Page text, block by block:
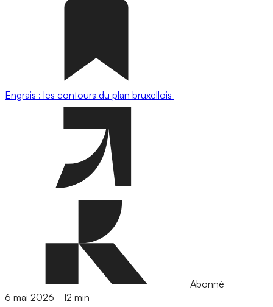
Engrais : les contours du plan bruxellois
Abonné
6 mai 2026 - 12 min